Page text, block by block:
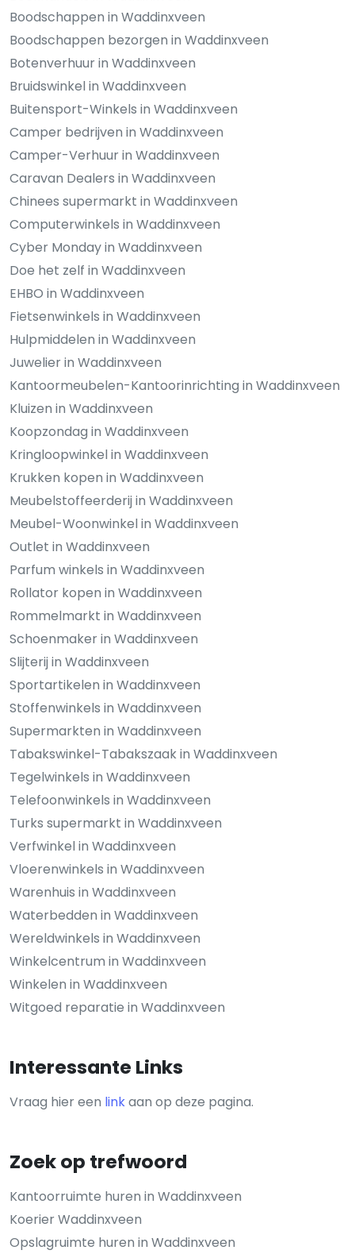
Boodschappen in Waddinxveen
Boodschappen bezorgen in Waddinxveen
Botenverhuur in Waddinxveen
Bruidswinkel in Waddinxveen
Buitensport-Winkels in Waddinxveen
Camper bedrijven in Waddinxveen
Camper-Verhuur in Waddinxveen
Caravan Dealers in Waddinxveen
Chinees supermarkt in Waddinxveen
Computerwinkels in Waddinxveen
Cyber Monday in Waddinxveen
Doe het zelf in Waddinxveen
EHBO in Waddinxveen
Fietsenwinkels in Waddinxveen
Hulpmiddelen in Waddinxveen
Juwelier in Waddinxveen
Kantoormeubelen-Kantoorinrichting in Waddinxveen
Kluizen in Waddinxveen
Koopzondag in Waddinxveen
Kringloopwinkel in Waddinxveen
Krukken kopen in Waddinxveen
Meubelstoffeerderij in Waddinxveen
Meubel-Woonwinkel in Waddinxveen
Outlet in Waddinxveen
Parfum winkels in Waddinxveen
Rollator kopen in Waddinxveen
Rommelmarkt in Waddinxveen
Schoenmaker in Waddinxveen
Slijterij in Waddinxveen
Sportartikelen in Waddinxveen
Stoffenwinkels in Waddinxveen
Supermarkten in Waddinxveen
Tabakswinkel-Tabakszaak in Waddinxveen
Tegelwinkels in Waddinxveen
Telefoonwinkels in Waddinxveen
Turks supermarkt in Waddinxveen
Verfwinkel in Waddinxveen
Vloerenwinkels in Waddinxveen
Warenhuis in Waddinxveen
Waterbedden in Waddinxveen
Wereldwinkels in Waddinxveen
Winkelcentrum in Waddinxveen
Winkelen in Waddinxveen
Witgoed reparatie in Waddinxveen
Interessante Links
Vraag hier een linkaan op deze pagina.
Zoek op trefwoord
Kantoorruimte huren in Waddinxveen
Koerier Waddinxveen
Opslagruimte huren in Waddinxveen